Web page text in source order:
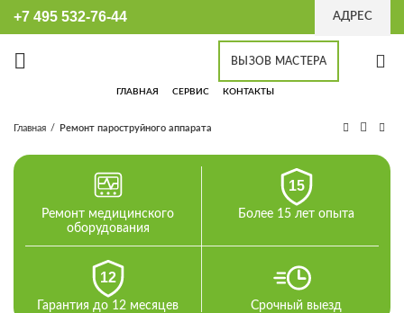
+7 495 532-76-44 АДРЕС
ВЫЗОВ МАСТЕРА
ГЛАВНАЯ СЕРВИС КОНТАКТЫ
Главная Ремонт пароструйного аппарата
Ремонт медицинского
оборудования
15
Более 15 лет опыта
12
Гарантия до 12 месяцев Срочный выезд